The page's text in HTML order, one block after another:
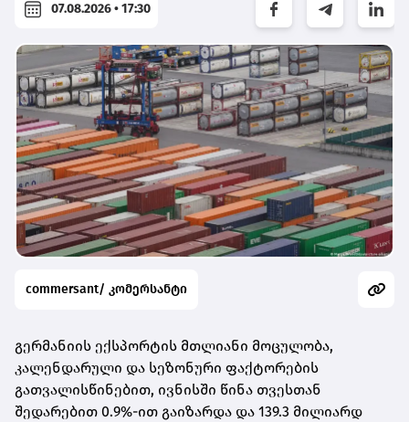
07.08.2026 • 17:30
commersant/ კომერსანტი
გერმანიის ექსპორტის მთლიანი მოცულობა,
კალენდარული და სეზონური ფაქტორების
გათვალისწინებით, ივნისში წინა თვესთან
შედარებით 0.9%-ით გაიზარდა და 139.3 მილიარდ